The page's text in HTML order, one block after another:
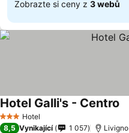
Zobrazte si ceny z 3 webů
3 Počet hvězdiček
Hotel
Hotel Galli's - Centro
8,5 Vynikající 1 057 Livigno